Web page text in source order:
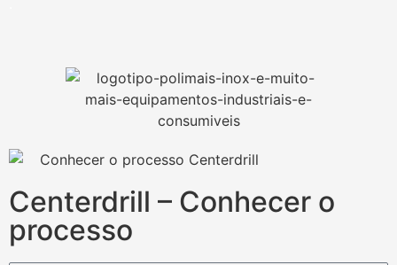
Centerdrill – Conhecer o
processo